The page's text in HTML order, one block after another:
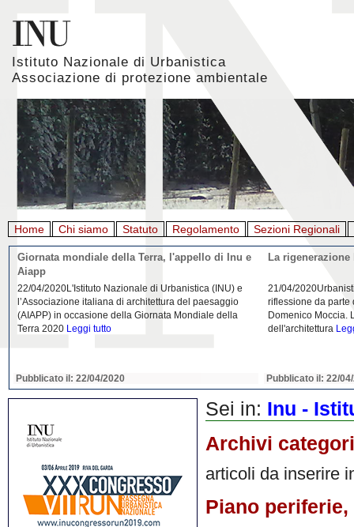
Istituto Nazionale di Urbanistica
Associazione di protezione ambientale
Home Chi siamo Statuto Regolamento Sezioni Regionali
Giornata mondiale della Terra, l'appello di Inu e
Aiapp
22/04/2020L'Istituto Nazionale di Urbanistica (INU) e
l’Associazione italiana di architettura del paesaggio
(AIAPP) in occasione della Giornata Mondiale della
Terra 2020 Leggi tutto
Pubblicato il: 22/04/2020
La
21/04/
riflessione da parte
Domenico Moccia.
dell'architettura
Pubblicato il: 22/
Sei in: Inu -
Archivi
articoli da inserire
Piano